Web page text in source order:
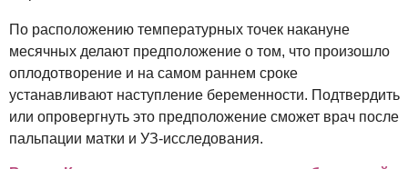
По расположению температурных точек накануне
месячных делают предположение о том, что произошло
оплодотворение и на самом раннем сроке
устанавливают наступление беременности. Подтвердить
или опровергнуть это предположение сможет врач после
пальпации матки и УЗ-исследования.